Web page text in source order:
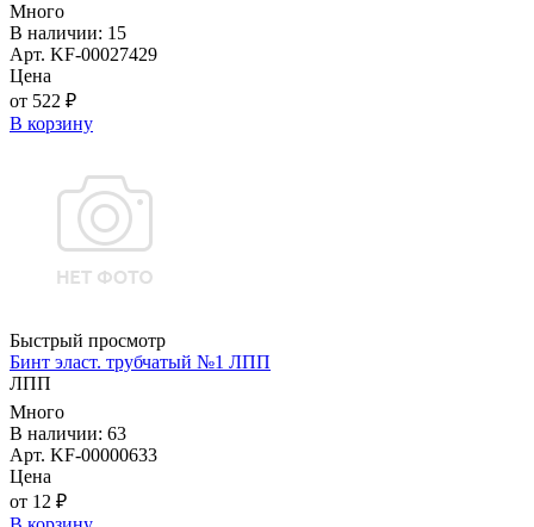
Много
В наличии: 15
Арт. KF-00027429
Цена
от 522 ₽
В корзину
Быстрый просмотр
Бинт эласт. трубчатый №1 ЛПП
ЛПП
Много
В наличии: 63
Арт. KF-00000633
Цена
от 12 ₽